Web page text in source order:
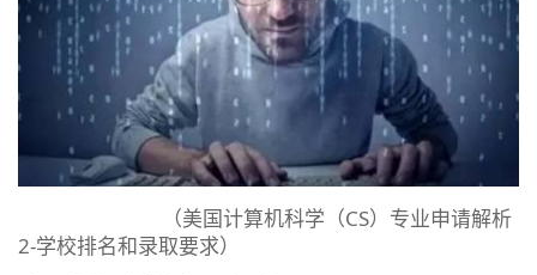
（美国计算机科学（CS）专业申请解析
2-学校排名和录取要求）